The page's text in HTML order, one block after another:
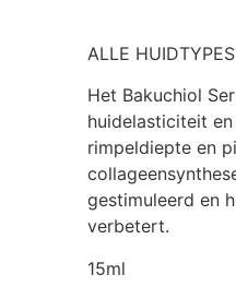
ALLE HUIDTYPES
Het Bakuchiol
huidelasticiteit
rimpeldiepte en
gestimuleerd en
verbetert.
15ml